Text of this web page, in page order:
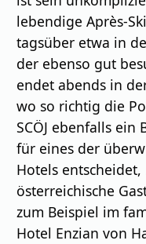
lebendige Après-
tagsüber etwa in
der ebenso gut
endet abends in
wo so richtig die
SCÖJ ebenfalls ein
für eines der
Hotels
österreichische
zum Beispiel im
Hotel Enzian von